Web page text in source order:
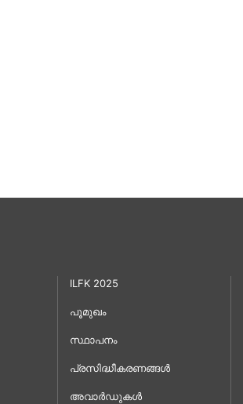
ILFK 2025
പൂമുഖം
സ്ഥാപനം
പ്രസിദ്ധീകരണങ്ങൾ
അവാർഡുകൾ